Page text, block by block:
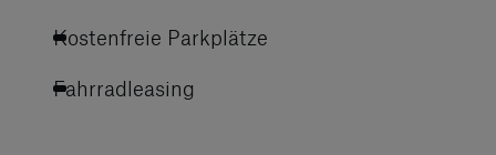
Kostenfreie Parkplätze
Fahrradleasing